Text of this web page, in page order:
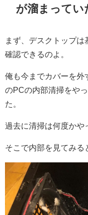
が溜まってい
まず、デスクトップ
確認できるのよ。
俺も今までカバーを外
のPCの内部清掃をや
た。
過去に清掃は何度かや
そこで内部を見てみる